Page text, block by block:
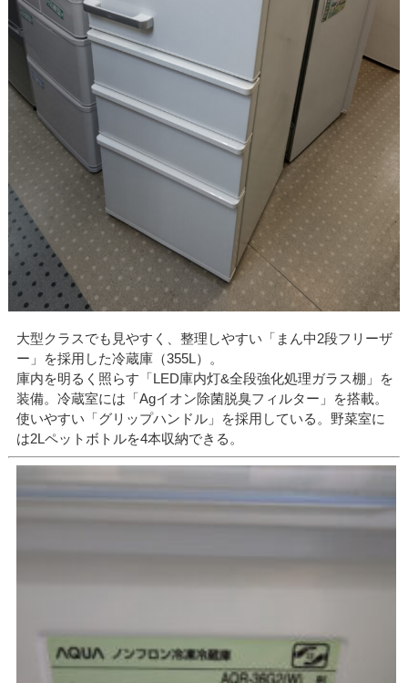
大型クラスでも見やすく、整理しやすい「まん中2段フリーザ
ー」を採用した冷蔵庫（355L）。
庫内を明るく照らす「LED庫内灯&全段強化処理ガラス棚」を
装備。冷蔵室には「Agイオン除菌脱臭フィルター」を搭載。
使いやすい「グリップハンドル」を採用している。野菜室に
は2Lペットボトルを4本収納できる。